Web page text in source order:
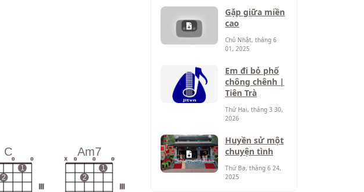
C
2
o
1
o
Am7
x o
2
o
1
o
Gặp giữa miền
cao
Chủ Nhật, tháng 6
01, 2025
Em đi bỏ phố
chông chênh |
Tiên Trà
Thứ Hai, tháng 3 30,
2026
Huyền sử một
chuyện tình
Thứ Ba, tháng 6 24,
2025